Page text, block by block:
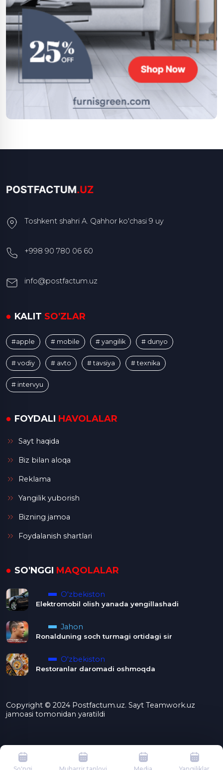
Toshkent shahri A. Qahhor ko'chasi 9 uy
+998 90 780 06 60
info@postfactum.uz
KALIT SO'ZLAR
#apple # mobile # yangilik # dunyo
# vodiy # avto # tavsiya # texnika
# intervyu
FOYDALI HAVOLALAR
Sayt haqida
Biz bilan aloqa
Reklama
Yangilik yuborish
Bizning jamoa
Foydalanish shartlari
SO'NGGI MAQOLALAR
O'zbekiston
Elektromobil olish yanada yengillashadi
Jahon
Ronalduning soch turmagi ortidagi sir
O'zbekiston
Restoranlar daromadi oshmoqda
Copyright © 2024 Postfactum.uz. Sayt Teamwork.uz
jamoasi tomonidan yaratildi